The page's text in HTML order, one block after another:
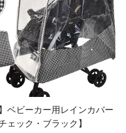
ベビーカー用レインカバー
チェック・ブラック】